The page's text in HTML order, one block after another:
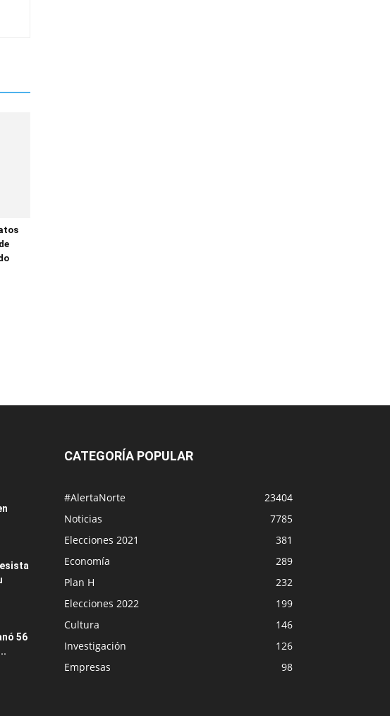
56
CATEGORÍA POPULAR
#AlertaNorte
23404
Noticias
7785
Elecciones 2021
381
Economía
289
Plan H
232
Elecciones 2022
199
Cultura
146
Investigación
126
Empresas
98